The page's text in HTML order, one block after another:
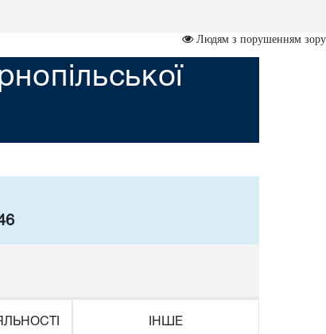
Людям з порушенням зору
ІНШЕ